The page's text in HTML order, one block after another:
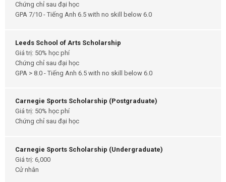
Chứng chỉ sau đại học
GPA 7/10 - Tiếng Anh 6.5 with no skill below 6.0
Leeds School of Arts Scholarship
Giá trị: 50% học phí
Chứng chỉ sau đại học
GPA > 8.0 - Tiếng Anh 6.5 with no skill below 6.0
Carnegie Sports Scholarship (Postgraduate)
Giá trị: 50% học phí
Chứng chỉ sau đại học
Carnegie Sports Scholarship (Undergraduate)
Giá trị: 6,000
Cử nhân